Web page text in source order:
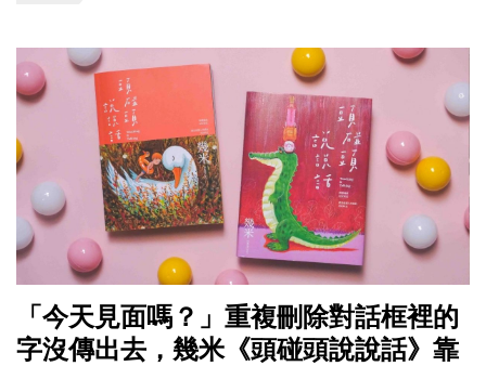
「今天見面嗎？」重複刪除對話框裡的
字沒傳出去，幾米《頭碰頭說說話》靠